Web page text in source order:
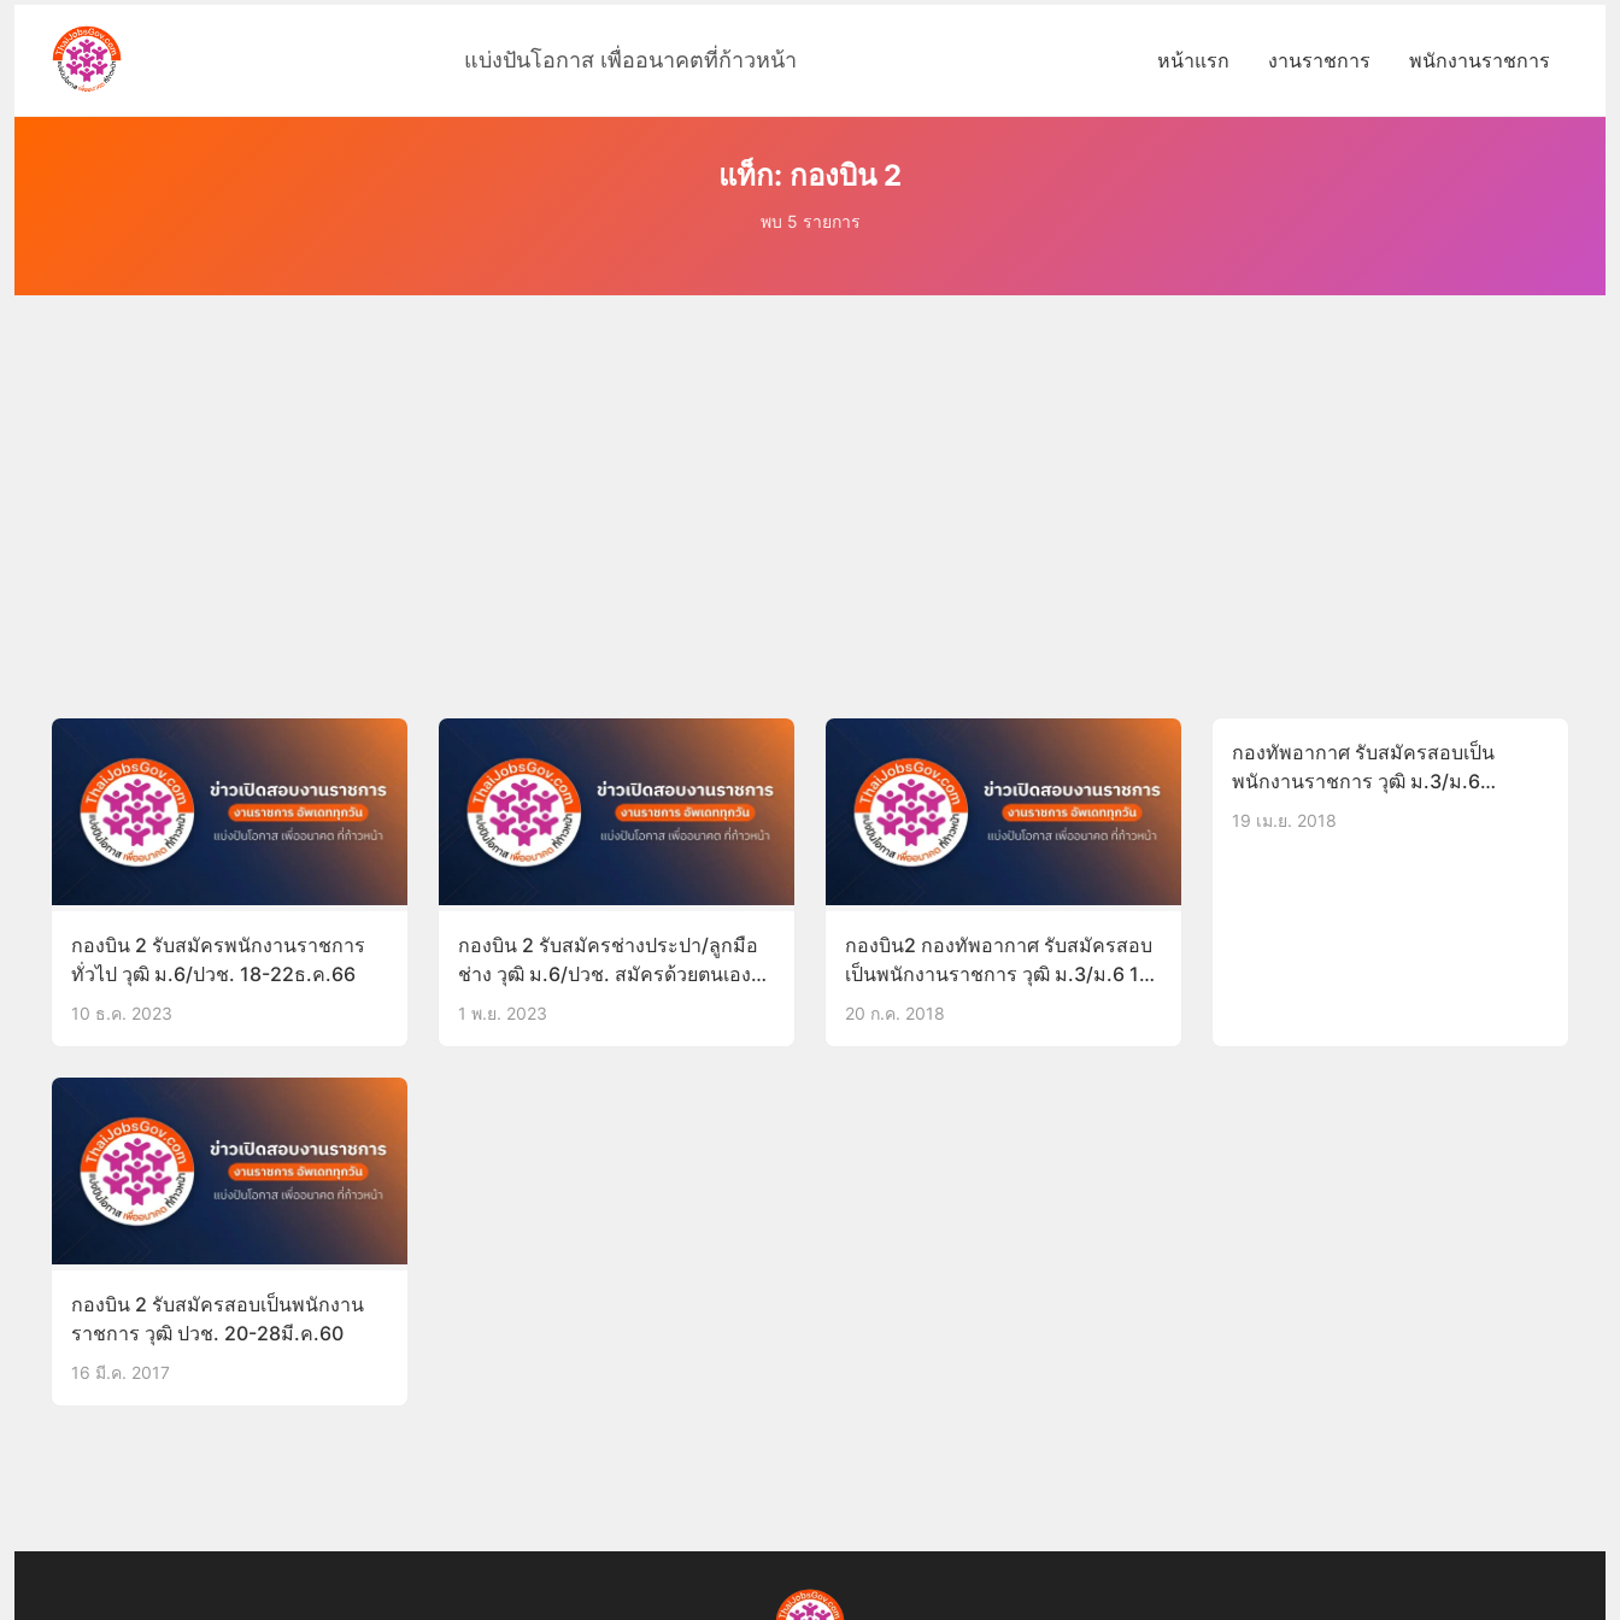
แบ่งปันโอกาส เพื่ออนาคตที่ก้าวหน้า หน้าแรก งานราชการ พนักงานราชการ
แท็ก: กองบิน 2
พบ 5 รายการ
กองบิน 2 รับสมัครพนักงานราชการ
ทั่วไป วุฒิ ม.6/ปวช. 18-22ธ.ค.66
10 ธ.ค. 2023
กองบิน 2 รับสมัครช่างประปา/ลูกมือ
ช่าง วุฒิ ม.6/ปวช. สมัครด้วยตนเอง
6-14พ.ย.66
1 พ.ย. 2023
กองบิน2 กองทัพอากาศ รับสมัครสอบ
เป็นพนักงานราชการ วุฒิ ม.3/ม.6 1-
9ส.ค.61
20 ก.ค. 2018
กองทัพอากาศ รับสมัครสอบเป็น
พนักงานราชการ วุฒิ ม.3/ม.6
บัดนี้-25เม.ย.61
19 เม.ย. 2018
กองบิน 2 รับสมัครสอบเป็นพนักงาน
ราชการ วุฒิ ปวช. 20-28มี.ค.60
16 มี.ค. 2017